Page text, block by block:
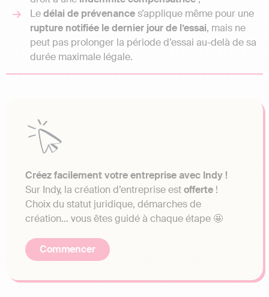
Ledélai de prévenances’applique même pour une
rupture notifiée le dernier jour de l’essai, mais ne
peut pas prolonger la période d’essai au-delà de sa
durée maximale légale.
Créez facilement votre entreprise avec Indy !
Sur Indy, la création d’entreprise estofferte !
Choix du statut juridique, démarches de
création… vous êtes guidé à chaque étape 🤩
Commencer